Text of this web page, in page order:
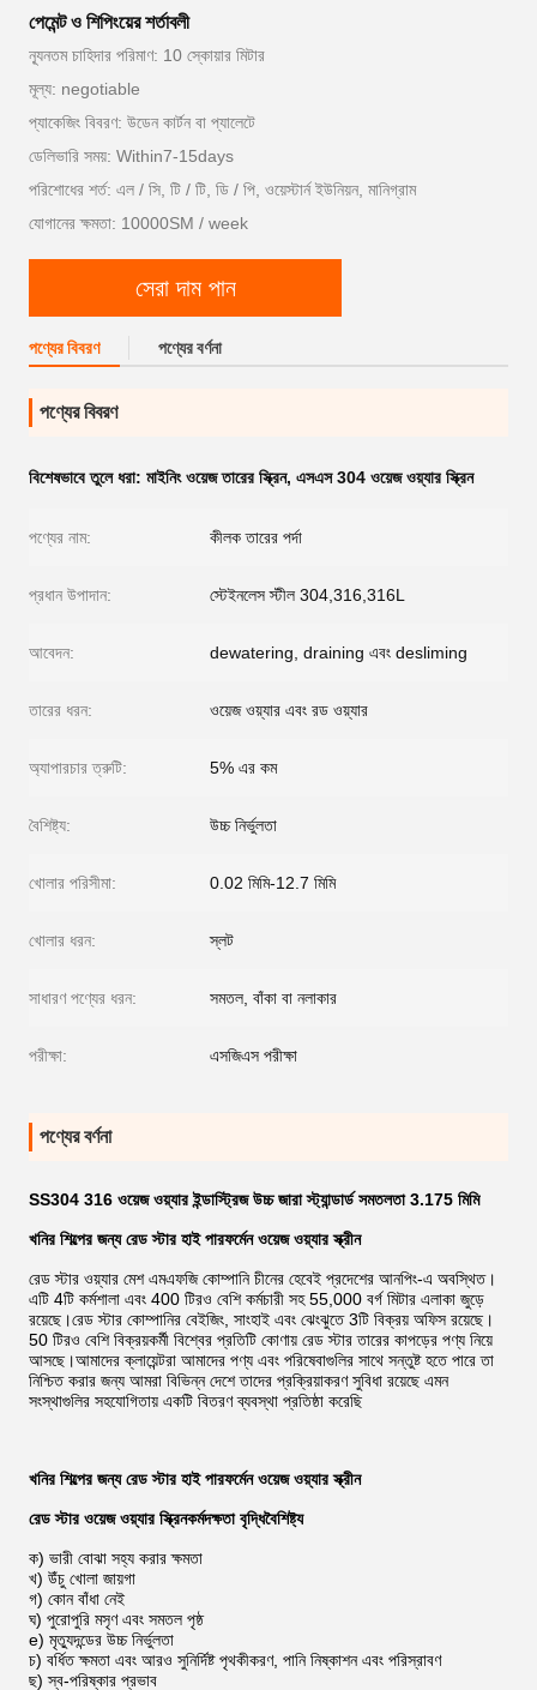
পেমেন্ট ও শিপিংয়ের শর্তাবলী
ন্যূনতম চাহিদার পরিমাণ: 10 স্কোয়ার মিটার
মূল্য: negotiable
প্যাকেজিং বিবরণ: উডেন কার্টন বা প্যালেটে
ডেলিভারি সময়: Within7-15days
পরিশোধের শর্ত: এল / সি, টি / টি, ডি / পি, ওয়েস্টার্ন ইউনিয়ন, মানিগ্রাম
যোগানের ক্ষমতা: 10000SM / week
সেরা দাম পান
পণ্যের বিবরণ পণ্যের বর্ণনা
পণ্যের বিবরণ
বিশেষভাবে তুলে ধরা: মাইনিং ওয়েজ তারের স্ক্রিন, এসএস 304 ওয়েজ ওয়্যার স্ক্রিন
পণ্যের নাম: কীলক তারের পর্দা
প্রধান উপাদান: স্টেইনলেস স্টীল 304,316,316L
আবেদন: dewatering, draining এবং desliming
তারের ধরন: ওয়েজ ওয়্যার এবং রড ওয়্যার
অ্যাপারচার ত্রুটি: 5% এর কম
বৈশিষ্ট্য: উচ্চ নির্ভুলতা
খোলার পরিসীমা: 0.02 মিমি-12.7 মিমি
খোলার ধরন: স্লট
সাধারণ পণ্যের ধরন: সমতল, বাঁকা বা নলাকার
পরীক্ষা: এসজিএস পরীক্ষা
পণ্যের বর্ণনা
SS304 316 ওয়েজ ওয়্যার ইন্ডাস্ট্রিজ উচ্চ জারা স্ট্যান্ডার্ড সমতলতা 3.175 মিমি
খনির শিল্পের জন্য রেড স্টার হাই পারফর্মেন ​​ওয়েজ ওয়্যার স্ক্রীন
রেড স্টার ওয়্যার মেশ এমএফজি কোম্পানি চীনের হেবেই প্রদেশের আনপিং-এ অবস্থিত।
এটি 4টি কর্মশালা এবং 400 টিরও বেশি কর্মচারী সহ 55,000 বর্গ মিটার এলাকা জুড়ে
রয়েছে।রেড স্টার কোম্পানির বেইজিং, সাংহাই এবং ঝেংঝুতে 3টি বিক্রয় অফিস রয়েছে।
50 টিরও বেশি বিক্রয়কর্মী বিশ্বের প্রতিটি কোণায় রেড স্টার তারের কাপড়ের পণ্য নিয়ে
আসছে।আমাদের ক্লায়েন্টরা আমাদের পণ্য এবং পরিষেবাগুলির সাথে সন্তুষ্ট হতে পারে তা
নিশ্চিত করার জন্য আমরা বিভিন্ন দেশে তাদের প্রক্রিয়াকরণ সুবিধা রয়েছে এমন
সংস্থাগুলির সহযোগিতায় একটি বিতরণ ব্যবস্থা প্রতিষ্ঠা করেছি
খনির শিল্পের জন্য রেড স্টার হাই পারফর্মেন ​​ওয়েজ ওয়্যার স্ক্রীন
রেড স্টার ওয়েজ ওয়্যার স্ক্রিনকর্মদক্ষতা বৃদ্ধিবৈশিষ্ট্য
ক) ভারী বোঝা সহ্য করার ক্ষমতা
খ) উঁচু খোলা জায়গা
গ) কোন বাঁধা নেই
ঘ) পুরোপুরি মসৃণ এবং সমতল পৃষ্ঠ
e) মৃত্যুদন্ডের উচ্চ নির্ভুলতা
চ) বর্ধিত ক্ষমতা এবং আরও সুনির্দিষ্ট পৃথকীকরণ, পানি নিষ্কাশন এবং পরিস্রাবণ
ছ) স্ব-পরিষ্কার প্রভাব